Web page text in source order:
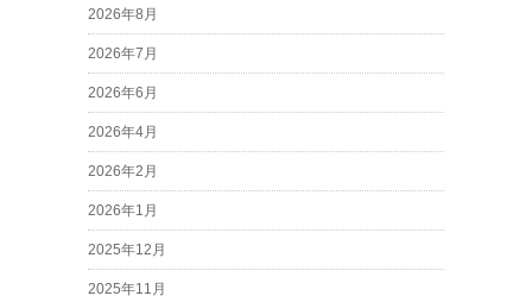
2026年8月
2026年7月
2026年6月
2026年4月
2026年2月
2026年1月
2025年12月
2025年11月